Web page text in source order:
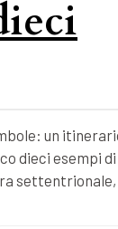
un
dieci esempi di
settentrionale,